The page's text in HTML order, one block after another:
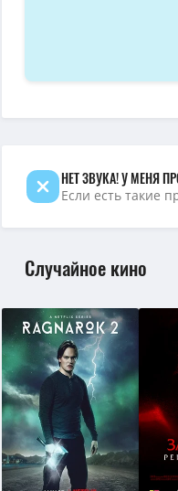
НЕТ ЗВУКА! У МЕНЯ
Если есть такие
Случайное кино